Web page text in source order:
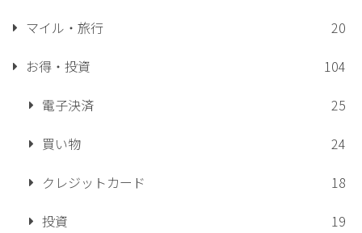
マイル・旅行
20
お得・投資
104
電子決済
25
買い物
24
クレジットカード
18
投資
19